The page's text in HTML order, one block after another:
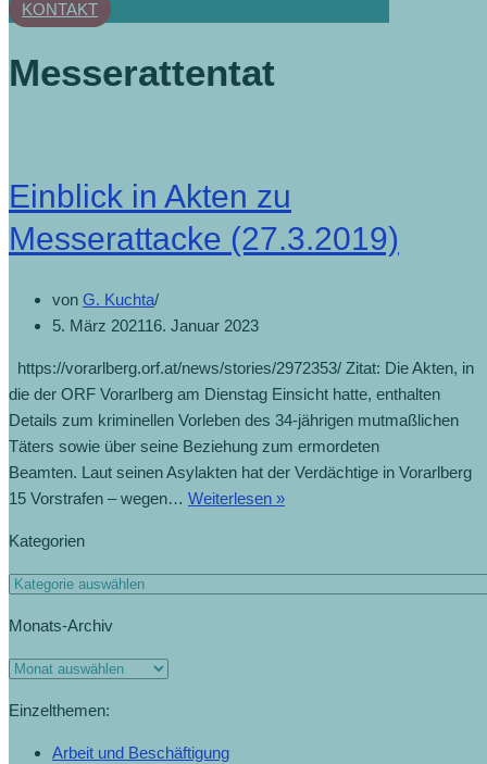
KONTAKT
Messerattentat
Einblick in Akten zu
Messerattacke (27.3.2019)
von G. Kuchta
5. März 202116. Januar 2023
https://vorarlberg.orf.at/news/stories/2972353/ Zitat: Die Akten, in
die der ORF Vorarlberg am Dienstag Einsicht hatte, enthalten
Details zum kriminellen Vorleben des 34-jährigen mutmaßlichen
Täters sowie über seine Beziehung zum ermordeten
Beamten. Laut seinen Asylakten hat der Verdächtige in Vorarlberg
15 Vorstrafen – wegen… Weiterlesen »Einblick
zu
Kategorien
Kategorien
Monats-Archiv
Monats-
Einzelthemen:
Arbeit und Beschäftigung